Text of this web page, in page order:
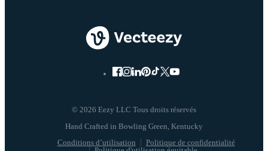
© 2026 Eezy LLC Tous droits réservés
Conditions d’utilisation
Politique de confidentialité